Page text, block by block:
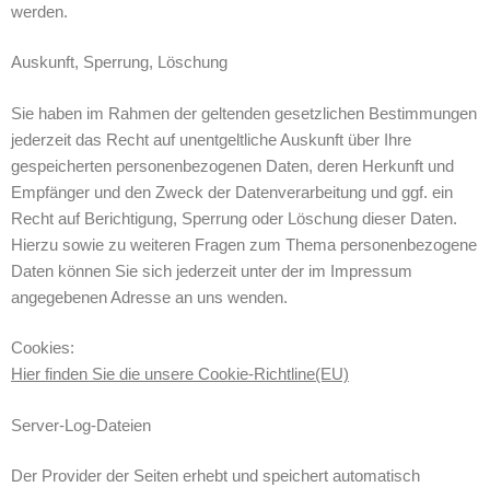
werden.
Auskunft, Sperrung, Löschung
Sie haben im Rahmen der geltenden gesetzlichen Bestimmungen
jederzeit das Recht auf unentgeltliche Auskunft über Ihre
gespeicherten personenbezogenen Daten, deren Herkunft und
Empfänger und den Zweck der Datenverarbeitung und ggf. ein
Recht auf Berichtigung, Sperrung oder Löschung dieser Daten.
Hierzu sowie zu weiteren Fragen zum Thema personenbezogene
Daten können Sie sich jederzeit unter der im Impressum
angegebenen Adresse an uns wenden.
Cookies:
Hier finden Sie die unsere Cookie-Richtline(EU)
Server-Log-Dateien
Der Provider der Seiten erhebt und speichert automatisch